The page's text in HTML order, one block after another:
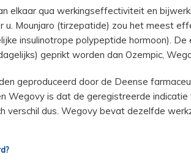
elkaar qua werkingseffectiviteit en
u. Mounjaro (tirzepatide) zou het meest
insulinotrope polypeptide hormoon).
geprikt worden dan Ozempic,
geproduceerd door de Deense
Wegovy is dat de geregistreerde
verschil dus. Wegovy bevat dezelfde